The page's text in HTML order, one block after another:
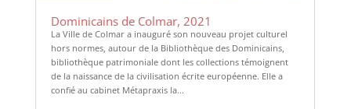
Dominicains de Colmar, 2021
La Ville de Colmar a inauguré son nouveau projet culturel
hors normes, autour de la Bibliothèque des Dominicains,
bibliothèque patrimoniale dont les collections témoignent
de la naissance de la civilisation écrite européenne. Elle a
confié au cabinet Métapraxis la...